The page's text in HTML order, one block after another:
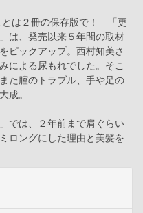
とは２冊の保存版で！ 「更
は、発売以来５年間の取材
ピックアップ。西村知美さ
による尿もれでした。そこ
た腟のトラブル、手や足の
成。
では、２年前まで肩ぐらい
ロングにした理由と美髪を